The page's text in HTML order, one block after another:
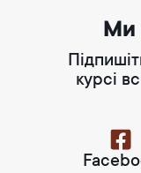
Ми
курсі